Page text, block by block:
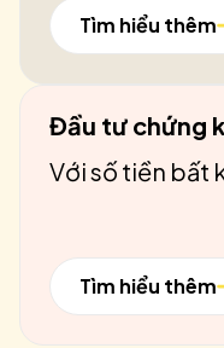
Tìm hiểu thêm
Đầu tư chứng
Với số tiền bất
Tìm hiểu thêm